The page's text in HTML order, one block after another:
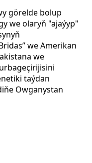
görelde bolup
we olaryň "ajaýyp"
we Amerikan
we
taýdan
Owganystan